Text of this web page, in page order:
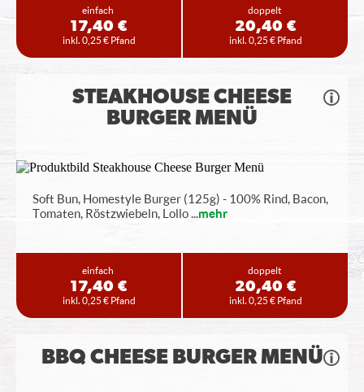
einfach
17,40 €
inkl. 0,25 € Pfand
doppelt
20,40 €
inkl. 0,25 € Pfand
STEAKHOUSE CHEESE
BURGER MENÜ
Soft Bun, Homestyle Burger (125g) - 100% Rind, Bacon,
Tomaten, Röstzwiebeln, Lollo...mehr
einfach
17,40 €
inkl. 0,25 € Pfand
doppelt
20,40 €
inkl. 0,25 € Pfand
BBQ CHEESE BURGER MENÜ